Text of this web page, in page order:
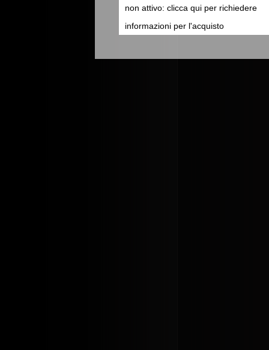
non attivo: clicca qui per richiedere
informazioni per l'acquisto